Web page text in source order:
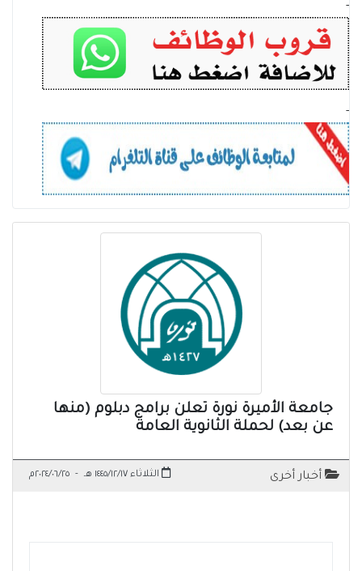
-
-
جامعة الأميرة نورة تعلن برامج دبلوم (منها
عن بعد) لحملة الثانوية العامة
أخبار أخرى الثلاثاء ١٤٤٥/١٢/١٧ هـ - ٢٠٢٤/٠٦/٢٥م